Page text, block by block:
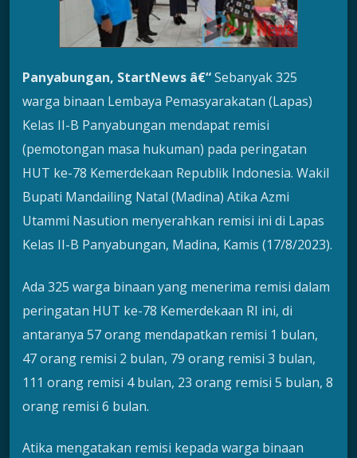
Panyabungan, StartNews â€“Sebanyak 325
warga binaan Lembaya Pemasyarakatan (Lapas)
Kelas II-B Panyabungan mendapat remisi
(pemotongan masa hukuman) pada peringatan
HUT ke-78 Kemerdekaan Republik Indonesia. Wakil
Bupati Mandailing Natal (Madina) Atika Azmi
Utammi Nasution menyerahkan remisi ini di Lapas
Kelas II-B Panyabungan, Madina, Kamis (17/8/2023).
Ada 325 warga binaan yang menerima remisi dalam
peringatan HUT ke-78 Kemerdekaan RI ini, di
antaranya 57 orang mendapatkan remisi 1 bulan,
47 orang remisi 2 bulan, 79 orang remisi 3 bulan,
111 orang remisi 4 bulan, 23 orang remisi 5 bulan, 8
orang remisi 6 bulan.
Atika mengatakan remisi kepada warga binaan